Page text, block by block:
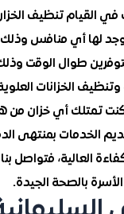
القيام تنظيف
لها أي منافس وذلك
طوال الوقت
الخزانات
كنت تمتلك أي خزان من
الخدمات بمنتهى
العالية، فتواصل
بالصحة الجيدة.